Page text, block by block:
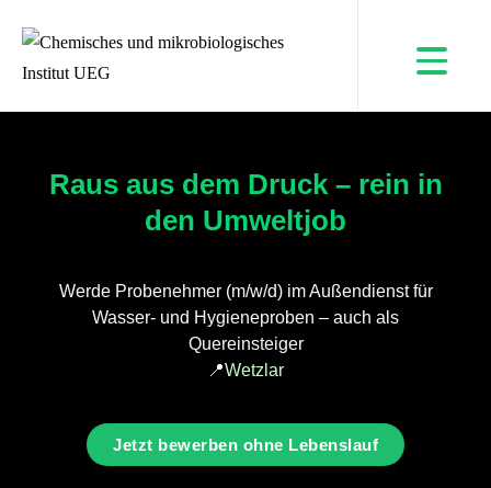
Raus aus dem Druck – rein in
den Umweltjob
Werde Probenehmer (m/w/d) im Außendienst für
Wasser- und Hygieneproben – auch als
Quereinsteiger
📍Wetzlar
Jetzt bewerben ohne Lebenslauf